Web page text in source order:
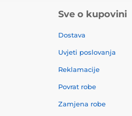
Sve o kupovini
Dostava
Uvjeti poslovanja
Reklamacije
Povrat robe
Zamjena robe